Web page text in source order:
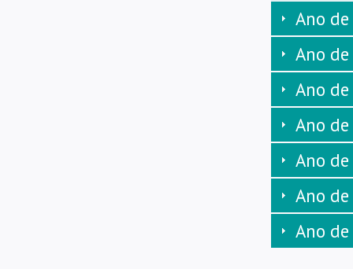
Ano
Ano
Ano
Ano
Ano
Ano
Ano